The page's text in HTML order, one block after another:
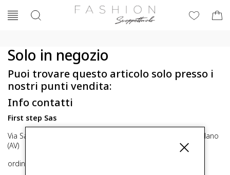
Solo in negozio
Puoi trovare questo articolo solo presso i
nostri punti vendita:
Info contatti
First step Sas
Via San Michele 16, Mirabella Eclano (Av) 83036 Mirabella Eclano
(AV)
ordini@fashionscoppettuolo.it